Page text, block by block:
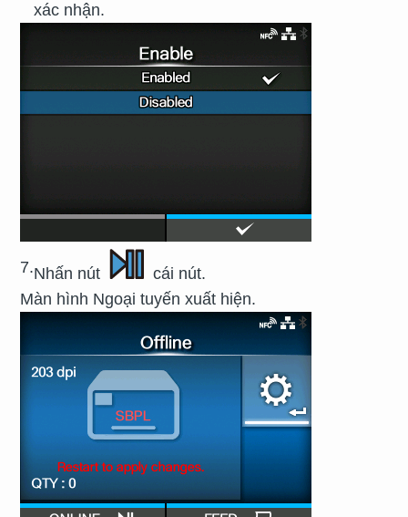
xác nhận.
7.Nhấn nút
cái nút.
Màn hình Ngoại tuyến xuất hiện.